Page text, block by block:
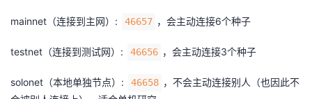
mainnet（连接到主网）: 46657 ，会主动连接6个种子
testnet（连接到测试网）: 46656 ，会主动连接3个种子
solonet（本地单独节点）: 46658 ，不会主动连接别人（也因此不